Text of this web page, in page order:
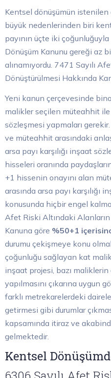
Kentsel dönüşümün
büyük nedenlerinden biri
payının üçte iki çoğunluğuyla
Dönüşüm Kanunu gereği az
alınamıyordu. 7471 Sayılı
Dönüştürülmesi Hakkında
Yeni kanun çerçevesinde
malikler seçilen müteahhit ile
sözleşmesi yapmaları
ve müteahhit arasındaki
arsa payı karşılığı inşaat
hisseleri oranında
+1 hissenin onayını alan
arasında arsa payı karşılığı
konusunda hiçbir engel
Afet Riski Altındaki
Kanuna göre %50+1
durumu çekişmeye konu
çoğunluğu sağlayan kat
inşaat projesi, bazı
yapılmasını çıkarına uygun
farklı metrekarelerdeki
getirmesi gibi durumlar
kapsamında itiraz ve
gelmektedir.
Kentsel